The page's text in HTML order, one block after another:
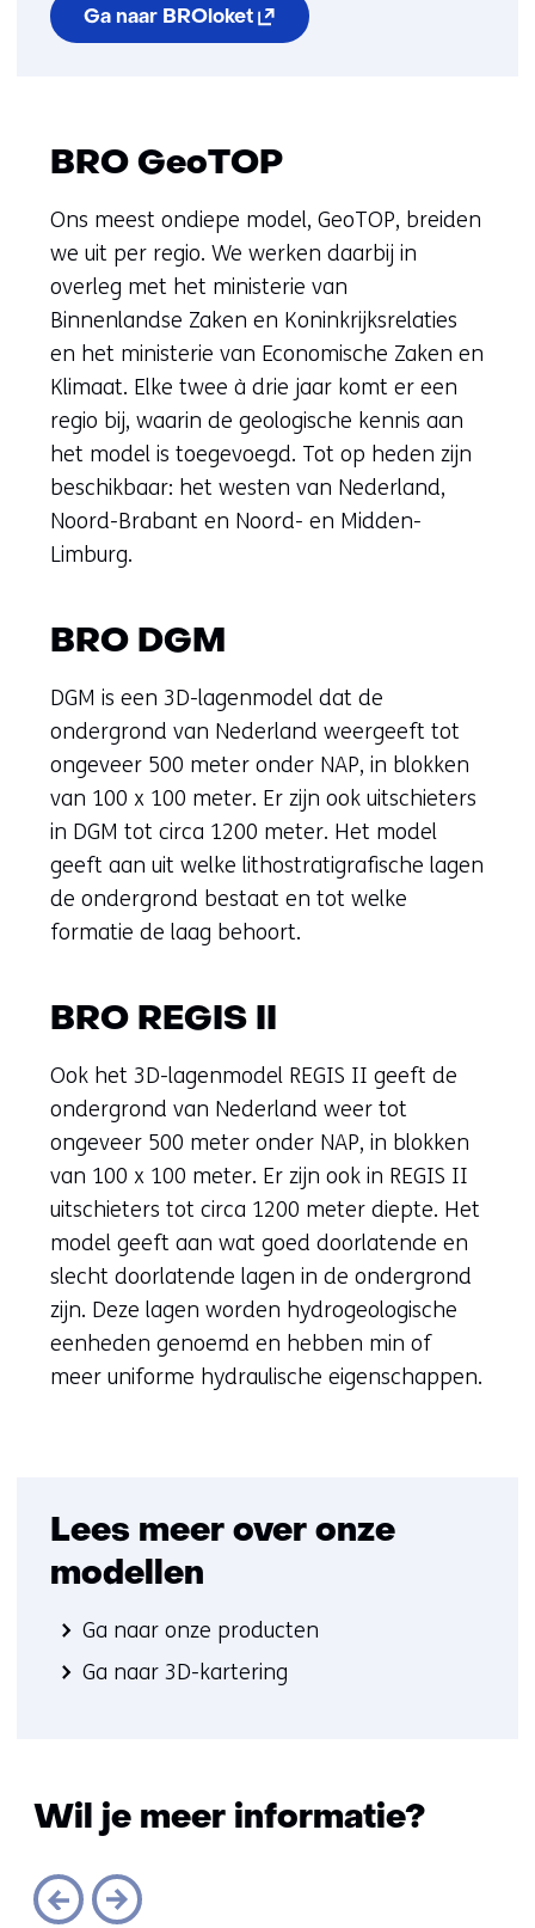
Ga naar BROloket(opent
andere
BRO GeoTOP
Ons meest ondiepe model, GeoTOP, breiden
we uit per regio. We werken daarbij in
overleg met het ministerie van
Binnenlandse Zaken en Koninkrijksrelaties
en het ministerie van Economische Zaken en
Klimaat. Elke twee à drie jaar komt er een
regio bij, waarin de geologische kennis aan
het model is toegevoegd. Tot op heden zijn
beschikbaar: het westen van Nederland,
Noord-Brabant en Noord- en Midden-
Limburg.
BRO DGM
DGM is een 3D-lagenmodel dat de
ondergrond van Nederland weergeeft tot
ongeveer 500 meter onder NAP, in blokken
van 100 x 100 meter. Er zijn ook uitschieters
in DGM tot circa 1200 meter. Het model
geeft aan uit welke lithostratigrafische lagen
de ondergrond bestaat en tot welke
formatie de laag behoort.
BRO REGIS II
Ook het 3D-lagenmodel REGIS II geeft de
ondergrond van Nederland weer tot
ongeveer 500 meter onder NAP, in blokken
van 100 x 100 meter. Er zijn ook in REGIS II
uitschieters tot circa 1200 meter diepte. Het
model geeft aan wat goed doorlatende en
slecht doorlatende lagen in de ondergrond
zijn. Deze lagen worden hydrogeologische
eenheden genoemd en hebben min of
meer uniforme hydraulische eigenschappen.
Lees meer over onze
modellen
Ga naar onze producten
Ga naar 3D-kartering
Wil je meer informatie?